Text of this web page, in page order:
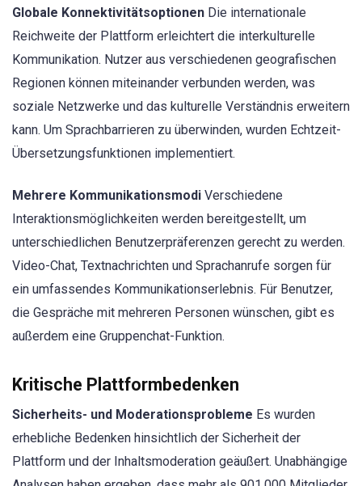
Globale Konnektivitätsoptionen Die internationale
Reichweite der Plattform erleichtert die interkulturelle
Kommunikation. Nutzer aus verschiedenen geografischen
Regionen können miteinander verbunden werden, was
soziale Netzwerke und das kulturelle Verständnis erweitern
kann. Um Sprachbarrieren zu überwinden, wurden Echtzeit-
Übersetzungsfunktionen implementiert.
Mehrere Kommunikationsmodi Verschiedene
Interaktionsmöglichkeiten werden bereitgestellt, um
unterschiedlichen Benutzerpräferenzen gerecht zu werden.
Video-Chat, Textnachrichten und Sprachanrufe sorgen für
ein umfassendes Kommunikationserlebnis. Für Benutzer,
die Gespräche mit mehreren Personen wünschen, gibt es
außerdem eine Gruppenchat-Funktion.
Kritische Plattformbedenken
Sicherheits- und Moderationsprobleme Es wurden
erhebliche Bedenken hinsichtlich der Sicherheit der
Plattform und der Inhaltsmoderation geäußert. Unabhängige